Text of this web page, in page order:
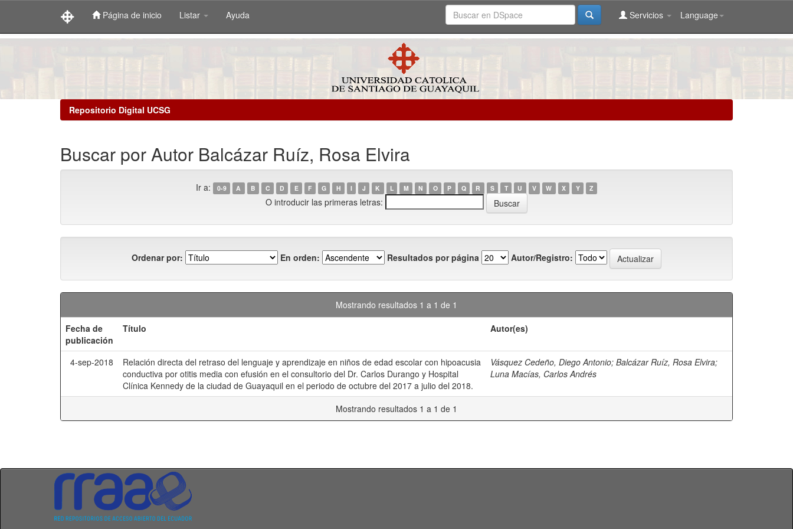
Página de inicio Listar Ayuda Language
Servicios
Repositorio Digital UCSG
Buscar por Autor Balcázar Ruíz, Rosa Elvira
Ir a: 0-9 A B C D E F G H I J K L M N O P Q R S T U V W X Y Z
O introducir las primeras letras:
Ordenar por: En orden: Resultados por página Autor/Registro:
Mostrando resultados 1 a 1 de 1
Fecha de
publicación
Título Autor(es)
4-sep-2018
Relación directa del retraso del lenguaje y aprendizaje en niños de edad escolar con hipoacusia
conductiva por otitis media con efusión en el consultorio del Dr. Carlos Durango y Hospital
Clínica Kennedy de la ciudad de Guayaquil en el periodo de octubre del 2017 a julio del 2018.
Vásquez Cedeño, Diego Antonio; Balcázar Ruíz, Rosa Elvira;
Luna Macías, Carlos Andrés
Mostrando resultados 1 a 1 de 1